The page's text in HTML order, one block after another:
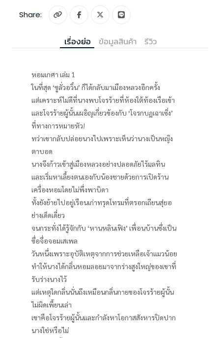
Share:
เรื่องย่อ ข้อมูลสินค้า รีวิว
หอมเกศา เล่ม 1
ในที่สุด ‘ซูลั่วอวิ๋น’ ก็ได้กลับมาเมืองหลวงอีกครั้ง
แต่เคราะห์ไม่ดีที่นางพบโจรร้ายที่ห้องใต้ท้องเรือเข้า
และโจรร้ายผู้นั้นเผอิญเกี่ยวข้องกับ ‘โจรกบฏเฉาเซิ่ง’
ที่ทางการหมายหัว!
ทว่าเขากลับปล่อยนางไปเพราะเห็นว่านางเป็นหญิง
ตาบอด
นางจึงก้าวเข้าสู่เมืองหลวงอย่างปลอดภัยไร้มลทิน
และเริ่มหาเลี้ยงตนเองกับน้องชายด้วยการเปิดร้าน
เครื่องหอมโดยไม่พึ่งพาบิดา
ทั้งยังย้ายไปอยู่เรือนเก่าทรุดโทรมที่ตรอกเถียนสุ่ยอ
ย่างเด็ดเดี่ยว
จนกระทั่งได้รู้จักกับ ‘หานหลินเฟิง’ เพื่อนบ้านซึ่งเป็น
ซื่อจื่อจอมเสเพล
วันหนึ่งเพราะอุบัติเหตุจากการช่วยเหลือเจ้าแมวน้อย
ทำให้นางได้กลิ่นหอมลอยมาจากร่างสูงใหญ่ของเขาที่
รับร่างนางไว้
แต่เหตุใดกลิ่นนั่นถึงเหมือนกลิ่นกายของโจรร้ายผู้นั้น
ไม่ผิดเพี้ยนเล่า
เขาคือโจรร้ายผู้นั้นและกำลังหาโอกาสสังหารปิดปาก
นางใช่หรือไม่